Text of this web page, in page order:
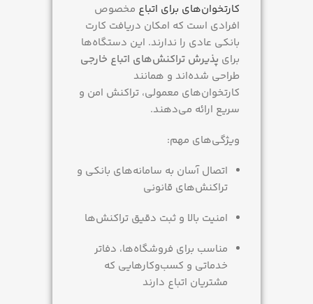
کارتخوان‌های برای اتباع مخصوص
افرادی است که امکان دریافت کارت
بانکی عادی را ندارند. این دستگاه‌ها
برای پذیرش تراکنش‌های اتباع خارجی
طراحی شده‌اند و همانند
کارتخوان‌های معمولی، تراکنش امن و
سریع ارائه می‌دهند.
ویژگی‌های مهم:
اتصال آسان به سامانه‌های بانکی و
تراکنش‌های قانونی
امنیت بالا و ثبت دقیق تراکنش‌ها
مناسب برای فروشگاه‌ها، دفاتر
خدماتی و کسب‌وکارهایی که
مشتریان اتباع دارند